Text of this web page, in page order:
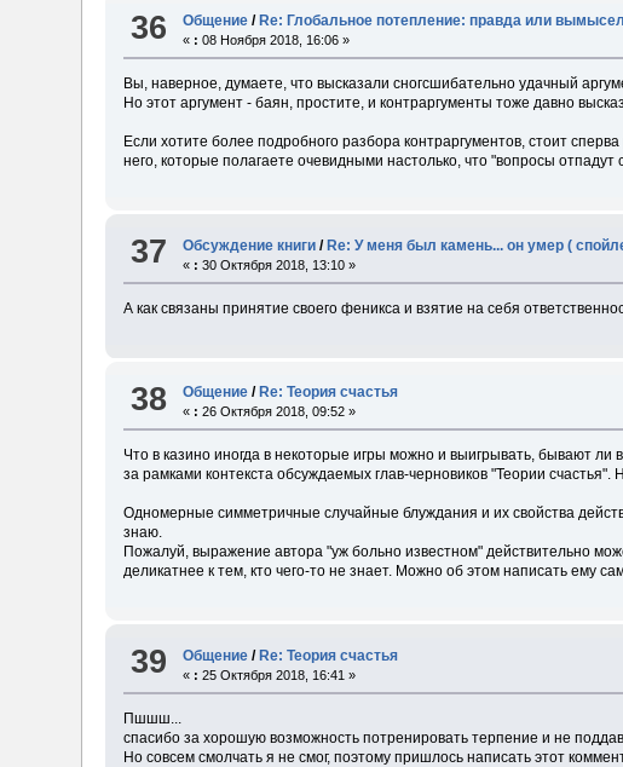
36 Общение / Re: Глобальное потепление: правда или вымысел
« : 08 Ноября 2018, 16:06 »
Вы, наверное, думаете, что высказали сногсшибательно удачный
Но этот аргумент - баян, простите, и контраргументы тоже давно
Если хотите более подробного разбора контраргументов, стоит
него, которые полагаете очевидными настолько, что "вопросы отпадут
37 Обсуждение книги /Re: У меня был камень... он умер (
« : 30 Октября 2018, 13:10 »
А как связаны принятие своего феникса и взятие на себя
38 Общение / Re: Теория счастья
« : 26 Октября 2018, 09:52 »
Что в казино иногда в некоторые игры можно и выигрывать, бывают
за рамками контекста обсуждаемых глав-черновиков "Теории
Одномерные симметричные случайные блуждания и их свойства
знаю.
Пожалуй, выражение автора "уж больно известном" действительно
деликатнее к тем, кто чего-то не знает. Можно об этом написать ему
39 Общение /Re: Теория счастья
« : 25 Октября 2018, 16:41 »
Пшшш...
спасибо за хорошую возможность потренировать терпение и не
Но совсем смолчать я не смог, поэтому пришлось написать этот